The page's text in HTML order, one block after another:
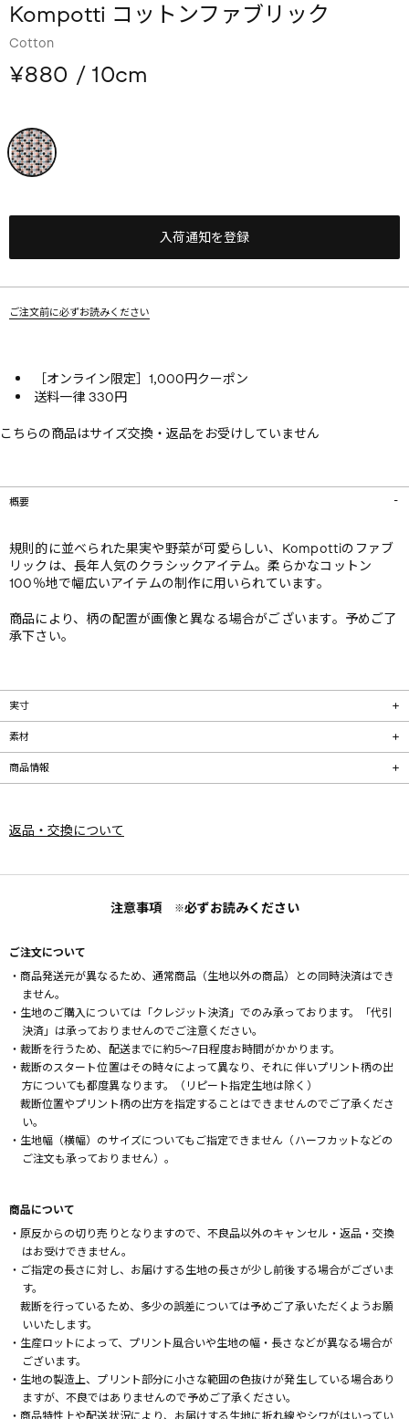
Kompotti コットンファブリック
Cotton
¥880 / 10cm
入荷通知を登録
ご注文前に必ずお読みください
［オンライン限定］1,000円クーポン
送料一律 330円
こちらの商品はサイズ交換・返品をお受けしていません
概要
規則的に並べられた果実や野菜が可愛らしい、Kompottiのファブ
リックは、長年人気のクラシックアイテム。柔らかなコットン
100％地で幅広いアイテムの制作に用いられています。
商品により、柄の配置が画像と異なる場合がございます。予めご了
承下さい。
実寸
素材
商品情報
返品・交換について
注意事項 ※必ずお読みください
ご注文について
・商品発送元が異なるため、通常商品（生地以外の商品）との同時決済はでき
ません。
・生地のご購入については「クレジット決済」でのみ承っております。「代引
決済」は承っておりませんのでご注意ください。
・裁断を行うため、配送までに約5～7日程度お時間がかかります。
・裁断のスタート位置はその時々によって異なり、それに伴いプリント柄の出
方についても都度異なります。（リピート指定生地は除く）
裁断位置やプリント柄の出方を指定することはできませんのでご了承くださ
い。
・生地幅（横幅）のサイズについてもご指定できません（ハーフカットなどの
ご注文も承っておりません）。
商品について
・原反からの切り売りとなりますので、不良品以外のキャンセル・返品・交換
はお受けできません。
・ご指定の長さに対し、お届けする生地の長さが少し前後する場合がございま
す。
裁断を行っているため、多少の誤差については予めご了承いただくようお願
いいたします。
・生産ロットによって、プリント風合いや生地の幅・長さなどが異なる場合が
ございます。
・生地の製造上、プリント部分に小さな範囲の色抜けが発生している場合あり
ますが、不良ではありませんので予めご了承ください。
・商品特性上や配送状況により、お届けする生地に折れ線やシワがはいってい